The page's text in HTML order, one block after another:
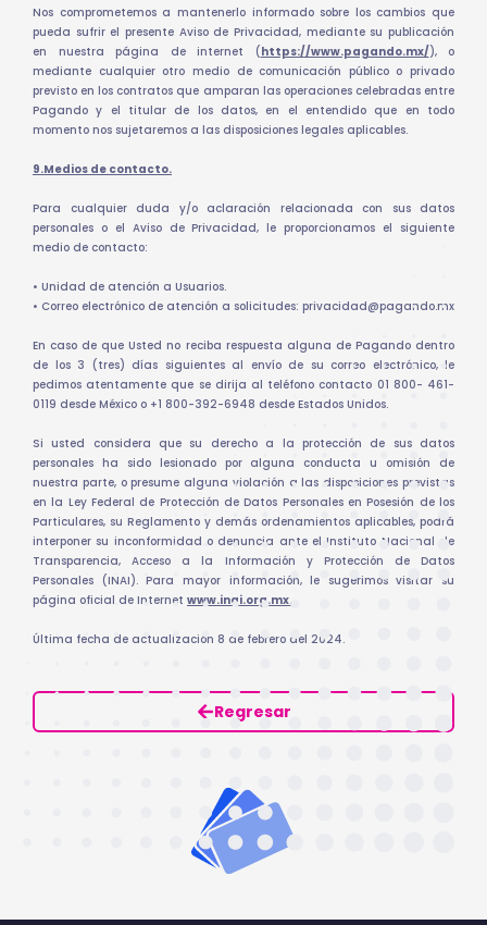
Nos comprometemos a mantenerlo informado sobre los cambios que
pueda sufrir el presente Aviso de Privacidad, mediante su publicación
en nuestra página de internet (https://www.pagando.mx/), o
mediante cualquier otro medio de comunicación público o privado
previsto en los contratos que amparan las operaciones celebradas entre
Pagando y el titular de los datos, en el entendido que en todo
momento nos sujetaremos a las disposiciones legales aplicables.
9.Medios de contacto.
Para cualquier duda y/o aclaración relacionada con sus datos
personales o el Aviso de Privacidad, le proporcionamos el siguiente
medio de contacto:
• Unidad de atención a Usuarios.
• Correo electrónico de atención a solicitudes: privacidad@pagando.mx
En caso de que Usted no reciba respuesta alguna de Pagando dentro
de los 3 (tres) días siguientes al envío de su correo electrónico, le
pedimos atentamente que se dirija al teléfono contacto 01 800- 461-
0119 desde México o +1 800-392-6948 desde Estados Unidos.
Si usted considera que su derecho a la protección de sus datos
personales ha sido lesionado por alguna conducta u omisión de
nuestra parte, o presume alguna violación a las disposiciones previstas
en la Ley Federal de Protección de Datos Personales en Posesión de los
Particulares, su Reglamento y demás ordenamientos aplicables, podrá
interponer su inconformidad o denuncia ante el Instituto Nacional de
Transparencia, Acceso a la Información y Protección de Datos
Personales (INAI). Para mayor información, le sugerimos visitar su
página oficial de Internet www.inai.org.mx.
Última fecha de actualización 8 de febrero del 2024.
Regresar